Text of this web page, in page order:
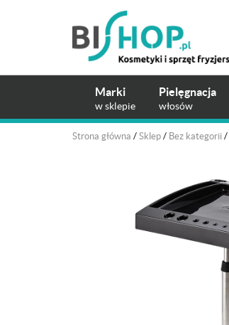
Marki
w sklepie
Pielęgnacja
włosów
Strona główna / Sklep / Bez kategorii /